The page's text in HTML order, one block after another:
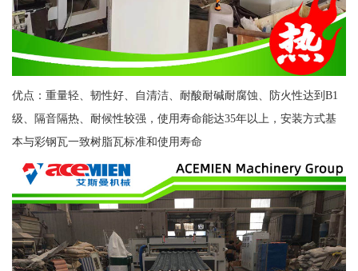
优点：重量轻、韧性好、自清洁、耐酸耐碱耐腐蚀、防火性达到B1
级、隔音隔热、耐候性较强，使用寿命能达35年以上，安装方式基
本与彩钢瓦一致树脂瓦标准和使用寿命